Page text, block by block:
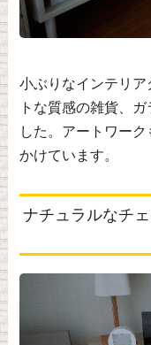
小ぶりなインテリ
トな質感の雑貨、
した。アートワー
かけています。
ナチュラルなチ